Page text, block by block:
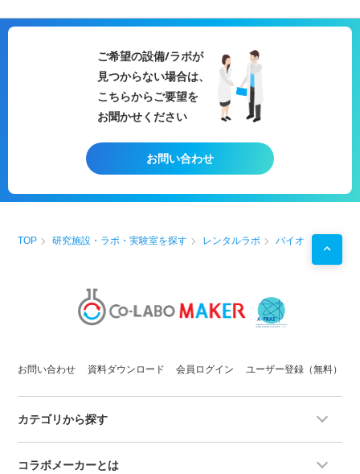
ご希望の設備/ラボが
見つからない場合は、
こちらからご要望を
お聞かせください
お問い合わせ
TOP 研究施設・ラボ・実験室を探す レンタルラボ バイオ
お問い合わせ 資料ダウンロード 会員ログイン ユーザー登録（無料）
カテゴリから探す
コラボメーカーとは